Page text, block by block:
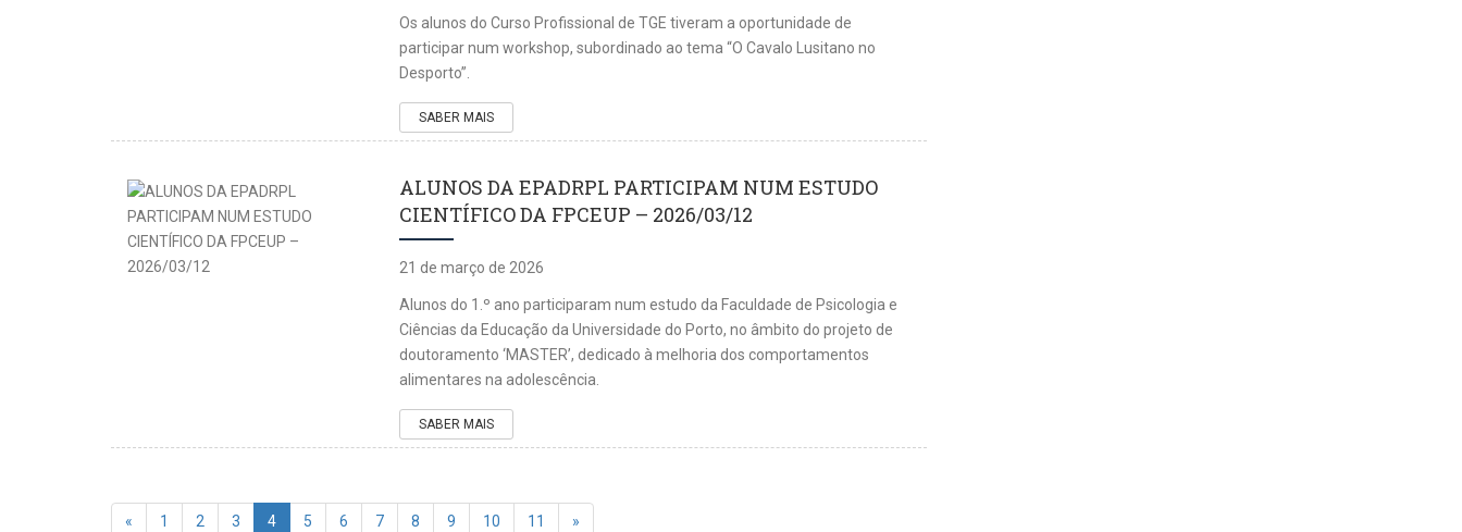
Os alunos do Curso Profissional de TGE tiveram a oportunidade de
participar num workshop, subordinado ao tema “O Cavalo Lusitano no
Desporto”.
SABER MAIS
ALUNOS DA EPADRPL PARTICIPAM NUM ESTUDO
CIENTÍFICO DA FPCEUP – 2026/03/12
21 de março de 2026
Alunos do 1.º ano participaram num estudo da Faculdade de Psicologia e
Ciências da Educação da Universidade do Porto, no âmbito do projeto de
doutoramento ‘MASTER’, dedicado à melhoria dos comportamentos
alimentares na adolescência.
SABER MAIS
« 1 2 3 4 5 6 7 8 9 10 11 »